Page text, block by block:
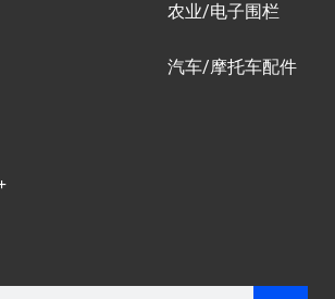
农业/电子围栏
汽车/摩托车配件